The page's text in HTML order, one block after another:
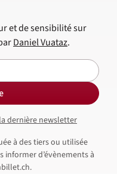
et de sensibilité sur
Daniel Vuataz.
dernière newsletter
à des tiers ou utilisée
informer d’évènements à